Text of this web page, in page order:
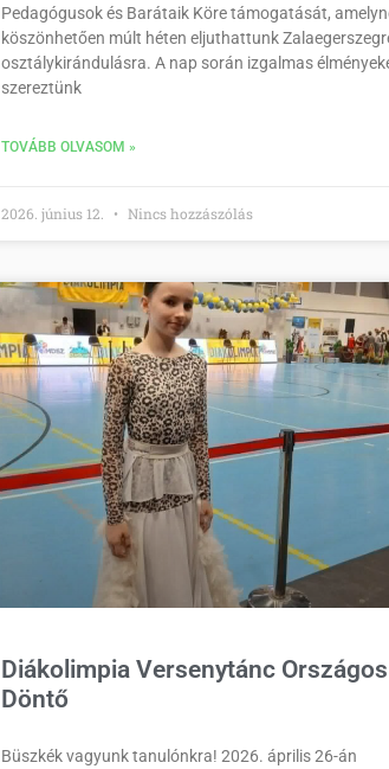
Pedagógusok és Barátaik Köre támogatását,
köszönhetően múlt héten eljuthattunk
osztálykirándulásra. A nap során izgalmas
szereztünk
TOVÁBB OLVASOM »
2026. június 12. Nincs hozzászólás
Diákolimpia Versenytánc Országos
Döntő
Büszkék vagyunk tanulónkra! 2026. április 26-án